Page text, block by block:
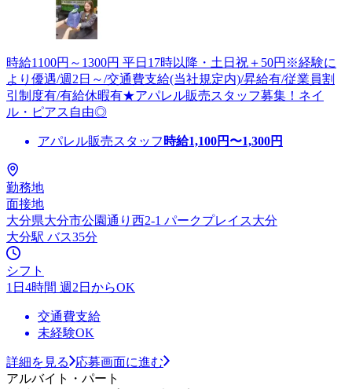
時給1100円～1300円 平日17時以降・土日祝＋50円※経験に
より優遇/週2日～/交通費支給(当社規定内)/昇給有/従業員割
引制度有/有給休暇有★アパレル販売スタッフ募集！ネイ
ル・ピアス自由◎
アパレル販売スタッフ 時給1,100円〜1,300円
勤務地
面接地
大分県大分市公園通り西2-1 パークプレイス大分
大分駅 バス35分
シフト
1日4時間 週2日からOK
交通費支給
未経験OK
詳細を見る
応募画面に進む
アルバイト・パート